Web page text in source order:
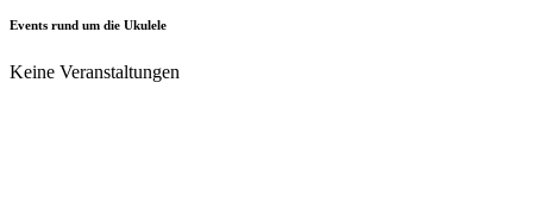
Events rund um die Ukulele
Keine Veranstaltungen